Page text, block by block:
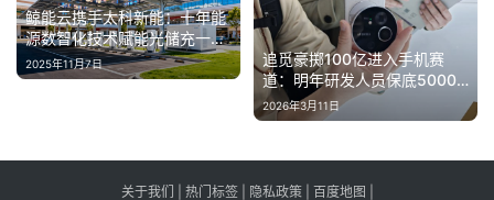
鲸能云携手太科新能：十年能
源数智化技术赋能光储充一体
化新标杆
2025年11月7日
追觅豪掷100亿进入手机赛
道：明年研发人员保底5000
人 冲击高端市场
2026年3月11日
关于我们 热门标签 隐私政策 百度地图